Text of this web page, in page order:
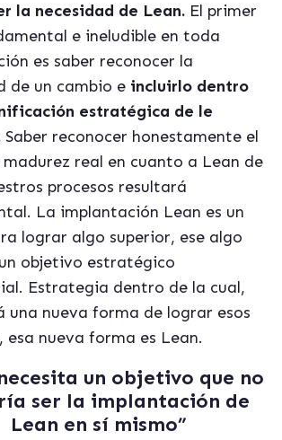
la necesidad de Lean. El primer
e ineludible en toda
es saber reconocer la
de un cambio e incluirlo dentro
estratégica de le
Saber reconocer honestamente el
real en cuanto a Lean de
procesos resultará
La implantación Lean es un
lograr algo superior, ese algo
objetivo estratégico
Estrategia dentro de la cual,
una nueva forma de lograr esos
esa nueva forma es Lean.
un objetivo que no
ser la implantación de
Lean en sí mismo”